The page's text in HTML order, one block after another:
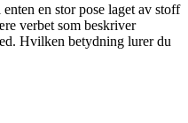
en stor pose laget av stoff
verbet som beskriver
Hvilken betydning lurer du